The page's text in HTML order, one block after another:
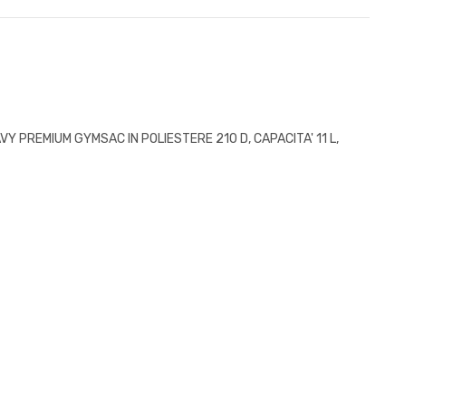
PREMIUM GYMSAC IN POLIESTERE 210 D, CAPACITA' 11 L,